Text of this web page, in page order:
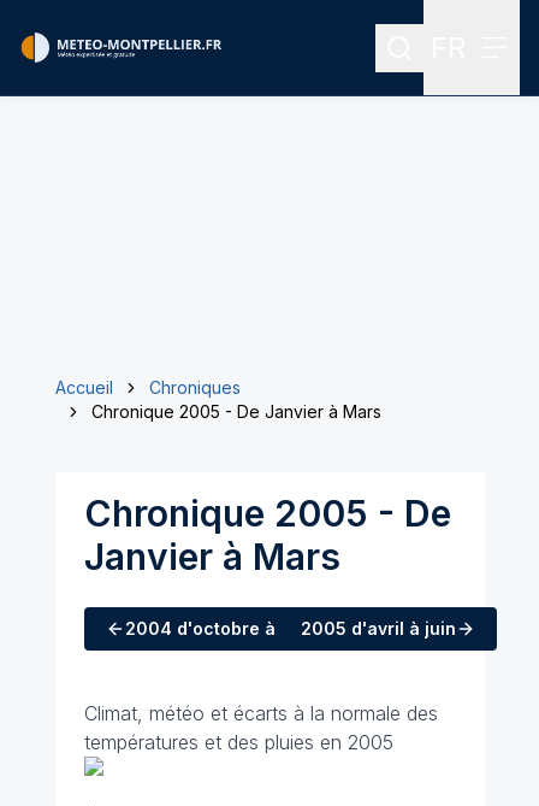
Rechercher
Accueil
Chroniques
Chronique 2005 - De Janvier à Mars
Chronique 2005 - De
Janvier à Mars
2004 d'octobre à décembre
2005 d'avril à juin
Climat, météo et écarts à la normale des
températures et des pluies en 2005